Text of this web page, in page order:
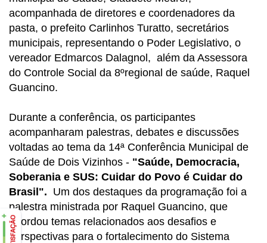
acompanhada de diretores e coordenadores da
pasta, o prefeito Carlinhos Turatto, secretários
municipais, representando o Poder Legislativo, o
vereador Edmarcos Dalagnol, além da Assessora
do Controle Social da 8ºregional de saúde, Raquel
Guancino.
Durante a conferência, os participantes
acompanharam palestras, debates e discussões
voltadas ao tema da 14ª Conferência Municipal de
Saúde de Dois Vizinhos - "Saúde, Democracia,
Soberania e SUS: Cuidar do Povo é Cuidar do
Brasil". Um dos destaques da programação foi a
palestra ministrada por Raquel Guancino, que
abordou temas relacionados aos desafios e
perspectivas para o fortalecimento do Sistema